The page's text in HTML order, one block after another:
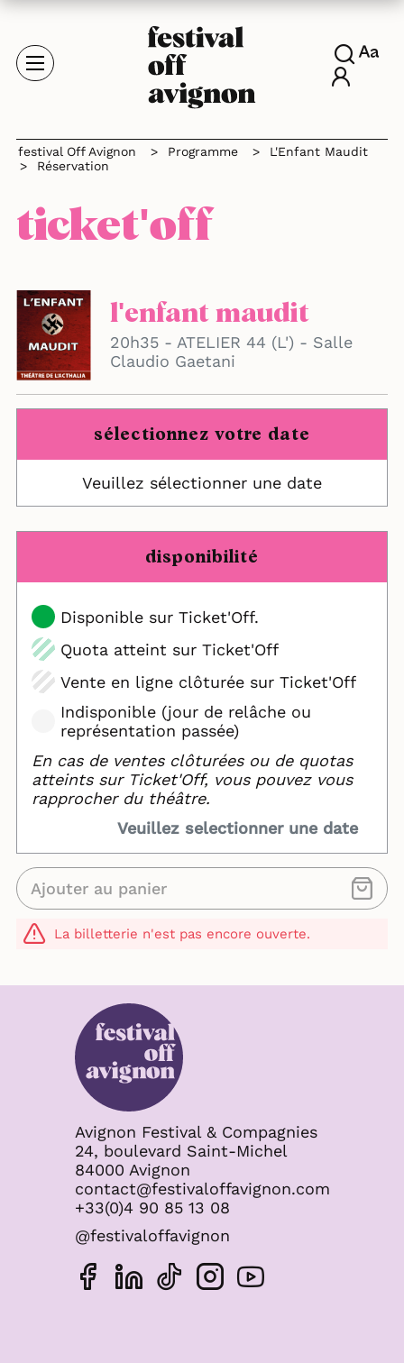
festival Off Avignon > Programme >
L'Enfant Maudit
>
Réservation
ticket'off
l'enfant maudit
20h35 - ATELIER 44 (L') - Salle
Claudio Gaetani
sélectionnez votre date
Veuillez sélectionner une date
disponibilité
Disponible sur Ticket'Off.
Quota atteint sur Ticket'Off
Vente en ligne clôturée sur Ticket'Off
Indisponible (jour de relâche ou
représentation passée)
En cas de ventes clôturées ou de quotas
atteints sur Ticket'Off, vous pouvez vous
rapprocher du théâtre.
Veuillez selectionner une date
Ajouter au panier
La billetterie n'est pas encore ouverte.
Avignon Festival & Compagnies
24, boulevard Saint-Michel
84000 Avignon
contact@festivaloffavignon.com
+33(0)4 90 85 13 08
@festivaloffavignon